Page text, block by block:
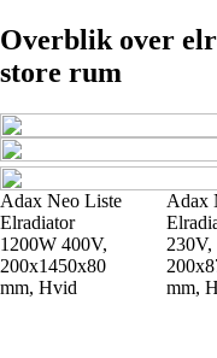
Overblik over
store rum
Adax Neo Liste
Elradiator
1200W 400V,
200x1450x80
mm, Hvid
Adax
230V,
mm,